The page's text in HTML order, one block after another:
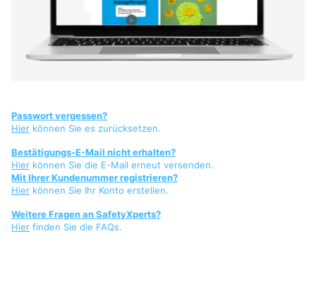
Passwort vergessen?
Hier können Sie es zurücksetzen.
Bestätigungs-E-Mail nicht erhalten?
Hier können Sie die E-Mail erneut versenden.
Mit Ihrer Kundenummer registrieren?
Hier können Sie Ihr Konto erstellen.
Weitere Fragen an SafetyXperts?
Hier finden Sie die FAQs.